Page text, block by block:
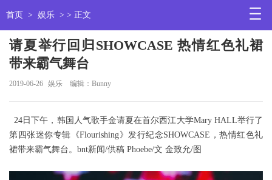
首页 > 娱乐 > > 正文
请夏举行回归SHOWCASE 热情红色礼裙
带来霸气舞台
2019-06-26 娱乐 编辑：Bunny
24日下午，韩国人气歌手金请夏在首尔西江大学Mary HALL举行了
第四张迷你专辑《Flourishing》发行纪念SHOWCASE，热情红色礼
裙带来霸气舞台。bnt新闻/供稿 Phoebe/文 金致允/图